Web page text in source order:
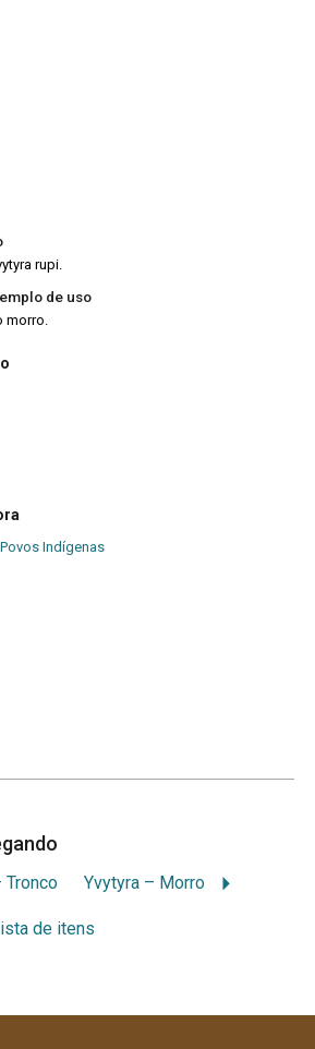
rupi.
de uso
morro.
Indígenas
Tronco Yvytyra – Morro
de itens